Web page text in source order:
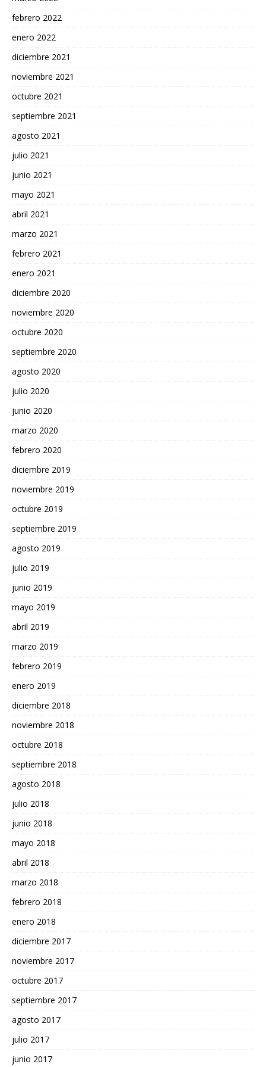
febrero 2022
enero 2022
diciembre 2021
noviembre 2021
octubre 2021
septiembre 2021
agosto 2021
julio 2021
junio 2021
mayo 2021
abril 2021
marzo 2021
febrero 2021
enero 2021
diciembre 2020
noviembre 2020
octubre 2020
septiembre 2020
agosto 2020
julio 2020
junio 2020
marzo 2020
febrero 2020
diciembre 2019
noviembre 2019
octubre 2019
septiembre 2019
agosto 2019
julio 2019
junio 2019
mayo 2019
abril 2019
marzo 2019
febrero 2019
enero 2019
diciembre 2018
noviembre 2018
octubre 2018
septiembre 2018
agosto 2018
julio 2018
junio 2018
mayo 2018
abril 2018
marzo 2018
febrero 2018
enero 2018
diciembre 2017
noviembre 2017
octubre 2017
septiembre 2017
agosto 2017
julio 2017
junio 2017